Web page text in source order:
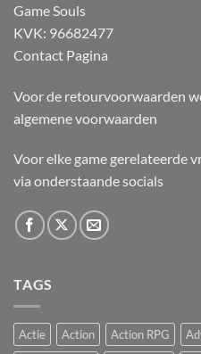
Game Souls
KVK: 96682477
Contact Pagina
Voor de retourvoorwaarden
algemene voorwaarden
Voor elke game gerelateerde
via onderstaande socials
TAGS
Actie Action Action RPG